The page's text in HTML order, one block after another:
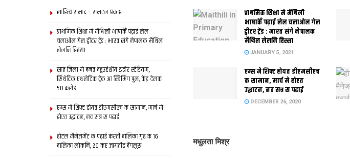
प्राथमिक शि‍क्षा मे मैथि‍ली
भाषाकेँ पढ़ाई लेल चलाओल गेल
ट्वीटर ट्रेंड : भारत संगे नेपालक
मैथिल लेलनि हिस्सा
JANUARY 5, 2021
एम्स मे शिफ्ट होयत डीएमसीएच
क सामान, मार्च मे होएत
उद्घाटन, नव सत्र स पढाई
DECEMBER 26, 2020
मधुलता मिश्र
साहित्य समाद – समटल प्रकाश
प्राथमिक शि‍क्षा मे मैथि‍ली भाषाकेँ पढ़ाई लेल
चलाओल गेल ट्वीटर ट्रेंड : भारत संगे नेपालक मैथिल
लेलनि हिस्सा
सात जिला मे बनत बहुउद्देशीय इंडोर स्‍टेडि‍यम,
सिंथेटिक एथलेटिक ट्रेक आ स्विमिंग पुल, केंद्र देलक
50 करोड़
एम्स मे शिफ्ट होयत डीएमसीएच क सामान, मार्च मे
होएत उद्घाटन, नव सत्र स पढाई
होटल मैनेजमेंट क पढ़ाई करती बालिका गृह क 16
बालिका लोकनि, 29 कए जायतीह बेंगलुरु